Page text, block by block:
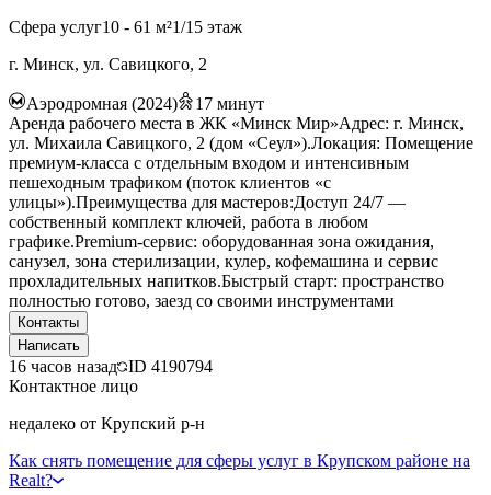
Сфера услуг10 - 61 м²1/15 этаж
г. Минск, ул. Савицкого, 2
Аэродромная (2024) 17 минут
Аренда рабочего места в ЖК «Минск Мир»Адрес: г. Минск,
ул. Михаила Савицкого, 2 (дом «Сеул»).Локация: Помещение
премиум-класса с отдельным входом и интенсивным
пешеходным трафиком (поток клиентов «с
улицы»).Преимущества для мастеров:Доступ 24/7 —
собственный комплект ключей, работа в любом
графике.Premium-сервис: оборудованная зона ожидания,
санузел, зона стерилизации, кулер, кофемашина и сервис
прохладительных напитков.Быстрый старт: пространство
полностью готово, заезд со своими инструментами
Контакты
Написать
16 часов назад ID 4190794
Контактное лицо
недалеко от Крупский р-н
Как снять помещение для сферы услуг в Крупском районе на
Realt?